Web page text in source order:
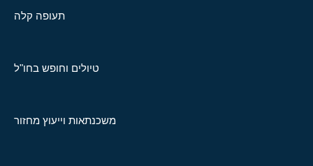
תעופה קלה
טיולים וחופש בחו"ל
משכנתאות וייעוץ מחזור